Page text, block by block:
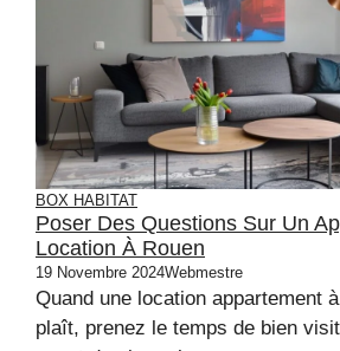
BOX HABITAT
Poser Des Questions Sur Un
Location À Rouen
19 Novembre 2024Webmestre
Quand une location appartement
plaît, prenez le temps de bien